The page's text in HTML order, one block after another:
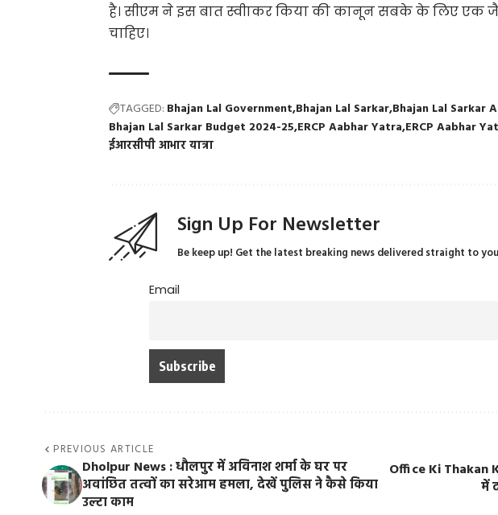
है। सीएम ने इस बात स्वीाकर किया की कानून सबके के लिए एक
चाहिए।
TAGGED: Bhajan Lal Government Bhajan Lal Sarkar Bhajan Lal Sarkar
Bhajan Lal Sarkar Budget 2024-25 ERCP Aabhar Yatra ERCP Aabhar
ईआरसीपी आभार यात्रा
Sign Up For Newsletter
Be keep up! Get the latest breaking news delivered straight to
Email
PREVIOUS ARTICLE
Dholpur News : धौलपुर में अविनाश शर्मा के घर पर
अवांछित तत्वों का सरेआम हमला, देखें पुलिस ने कैसे किया
उल्टा काम
Office Ki
में